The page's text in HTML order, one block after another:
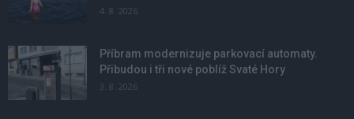
4. 8. 2026
Příbram modernizuje parkovací automaty.
Přibudou i tři nové poblíž Svaté Hory
3. 8. 2026